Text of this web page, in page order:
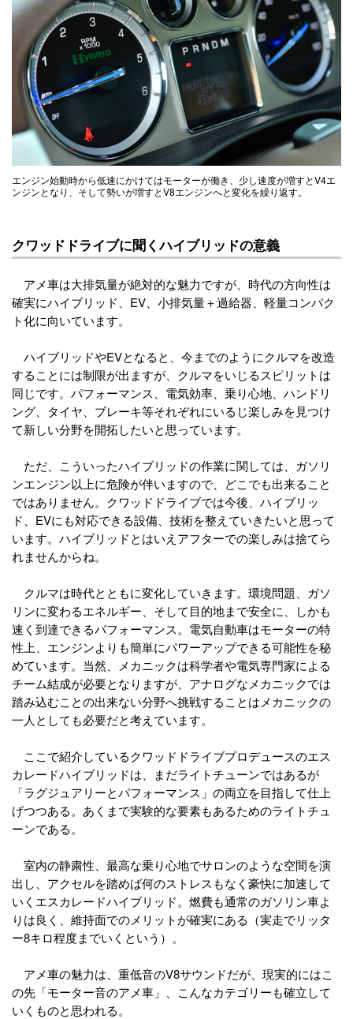
エンジン始動時から低速にかけてはモーターが働き、少し速度が増すとV4エ
ンジンとなり、そして勢いが増すとV8エンジンへと変化を繰り返す。
クワッドドライブに聞くハイブリッドの意義
アメ車は大排気量が絶対的な魅力ですが、時代の方向性は
確実にハイブリッド、EV、小排気量＋過給器、軽量コンパク
ト化に向いています。
ハイブリッドやEVとなると、今までのようにクルマを改造
することには制限が出ますが、クルマをいじるスピリットは
同じです。パフォーマンス、電気効率、乗り心地、ハンドリ
ング、タイヤ、ブレーキ等それぞれにいるじ楽しみを見つけ
て新しい分野を開拓したいと思っています。
ただ、こういったハイブリッドの作業に関しては、ガソリ
ンエンジン以上に危険が伴いますので、どこでも出来ること
ではありません。クワッドドライブでは今後、ハイブリッ
ド、EVにも対応できる設備、技術を整えていきたいと思って
います。ハイブリッドとはいえアフターでの楽しみは捨てら
れませんからね。
クルマは時代とともに変化していきます。環境問題、ガソ
リンに変わるエネルギー、そして目的地まで安全に、しかも
速く到達できるパフォーマンス。電気自動車はモーターの特
性上、エンジンよりも簡単にパワーアップできる可能性を秘
めています。当然、メカニックは科学者や電気専門家による
チーム結成が必要となりますが、アナログなメカニックでは
踏み込むことの出来ない分野へ挑戦することはメカニックの
一人としても必要だと考えています。
ここで紹介しているクワッドドライブプロデュースのエス
カレードハイブリッドは、まだライトチューンではあるが
「ラグジュアリーとパフォーマンス」の両立を目指して仕上
げつつある。あくまで実験的な要素もあるためのライトチュ
ーンである。
室内の静粛性、最高な乗り心地でサロンのような空間を演
出し、アクセルを踏めば何のストレスもなく豪快に加速して
いくエスカレードハイブリッド。燃費も通常のガソリン車よ
りは良く、維持面でのメリットが確実にある（実走でリッタ
ー8キロ程度までいくという）。
アメ車の魅力は、重低音のV8サウンドだが、現実的にはこ
の先「モーター音のアメ車」、こんなカテゴリーも確立して
いくものと思われる。